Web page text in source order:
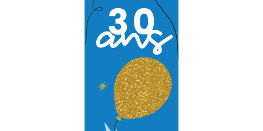
Nos partenaires
Notre démarche RSE
Certifications
Services
Audit et conseil